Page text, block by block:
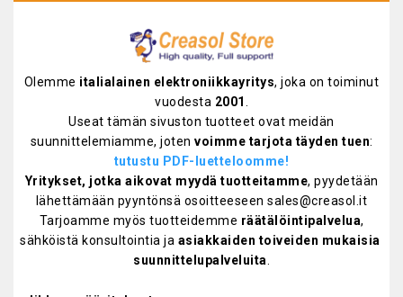
Olemme italialainen elektroniikkayritys, joka on toiminut
vuodesta 2001
Useat tämän sivuston tuotteet ovat meidän
suunnittelemiamme, joten voimme tarjota täyden tuen:
tutustu PDF-luetteloomme!
Yritykset, jotka aikovat myydä tuotteitamme, pyydetään
lähettämään pyyntönsä osoitteeseen sales@creasol.it
Tarjoamme myös tuotteidemme räätälöintipalvelua,
sähköistä konsultointia ja asiakkaiden toiveiden mukaisia ​​
suunnittelupalveluita